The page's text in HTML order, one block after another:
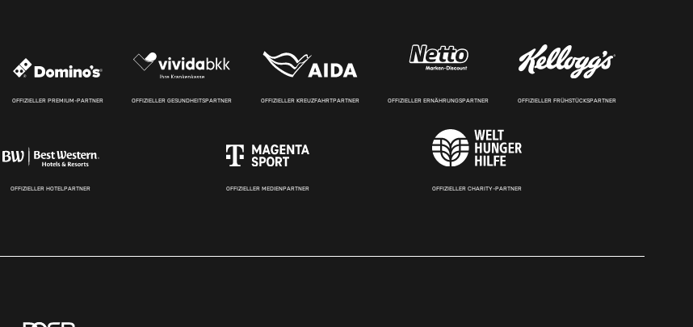
OFFIZIELLER PREMIUM-PARTNER OFFIZIELLER GESUNDHEITSPARTNER OFFIZIELLER KREUZFAHRTPARTNER OFFIZIELLER ERNÄHRUNGSPARTNER OFFIZIELLER FRÜHSTÜCKSPARTNER
OFFIZIELLER HOTELPARTNER OFFIZIELLER MEDIENPARTNER OFFIZIELLER CHARITY-PARTNER